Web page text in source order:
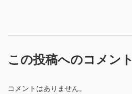
この投稿へのコメント
コメントはありません。